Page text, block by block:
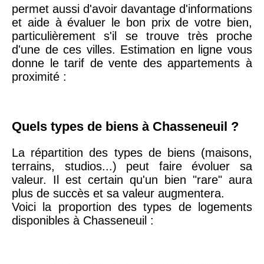
75020 -Paris
20ème
arrondissement
9 623 € 11 141 €
75019 -Paris
75013 -Paris
13ème
arrondissement
10 073 € 11 085 €
permet aussi d'avoir davantage d'informations
et aide à évaluer le bon prix de votre bien,
particulièrement s'il se trouve très proche
d'une de ces villes. Estimation en ligne vous
donne le tarif de vente des appartements à
proximité :
Quels types de biens à Chasseneuil ?
La répartition des types de biens (maisons,
terrains, studios...) peut faire évoluer sa
valeur. Il est certain qu'un bien "rare" aura
plus de succès et sa valeur augmentera.
Voici la proportion des types de logements
disponibles à Chasseneuil :